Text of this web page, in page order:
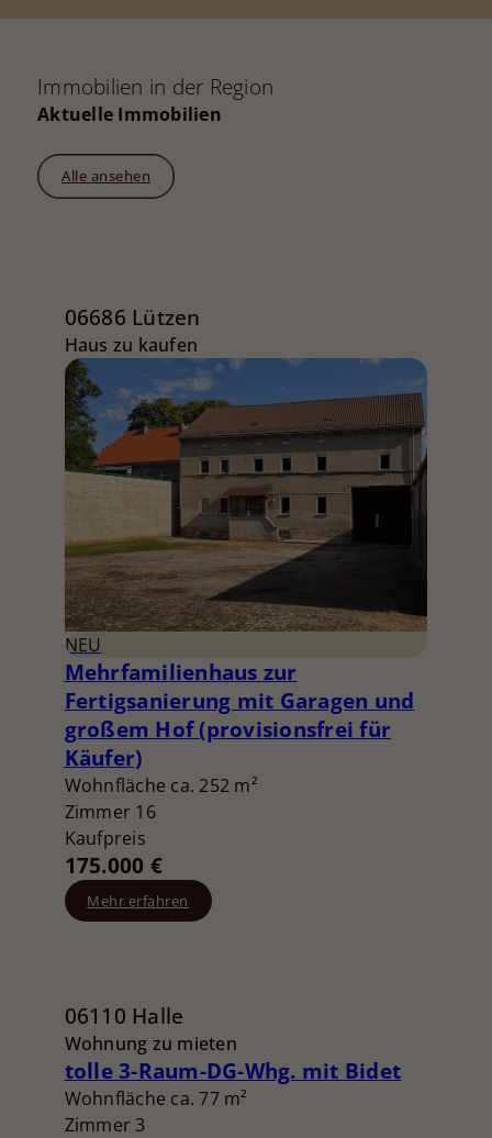
Immobilien in der Region
Aktuelle Immobilien
Alle ansehen
06686 Lützen
Haus zu kaufen
NEU
Mehrfamilienhaus zur
Fertigsanierung mit Garagen und
großem Hof (provisionsfrei für
Käufer)
Wohnfläche ca. 252 m²
Zimmer 16
Kaufpreis
175.000 €
Mehr erfahren
06110 Halle
Wohnung zu mieten
tolle 3-Raum-DG-Whg. mit Bidet
Wohnfläche ca. 77 m²
Zimmer 3